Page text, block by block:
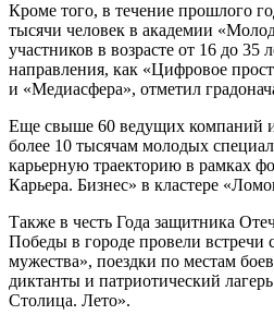
Кроме того, в течение прошлого
тысячи человек в академии
участников в возрасте от 16 до 35
направления, как «Цифровое
и «Медиасфера», отметил
Еще свыше 60 ведущих компаний
более 10 тысячам молодых
карьерную траекторию в рамках
Карьера. Бизнес» в кластере
Также в честь Года защитника
Победы в городе провели встречи
мужества», поездки по местам
диктанты и патриотический
Столица. Лето».